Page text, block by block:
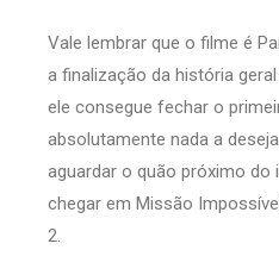
Vale lembrar que o filme é
a finalização da história
ele consegue fechar o
absolutamente nada a
aguardar o quão próximo do
chegar em Missão
2.